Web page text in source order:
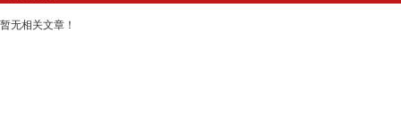
暂无相关文章！